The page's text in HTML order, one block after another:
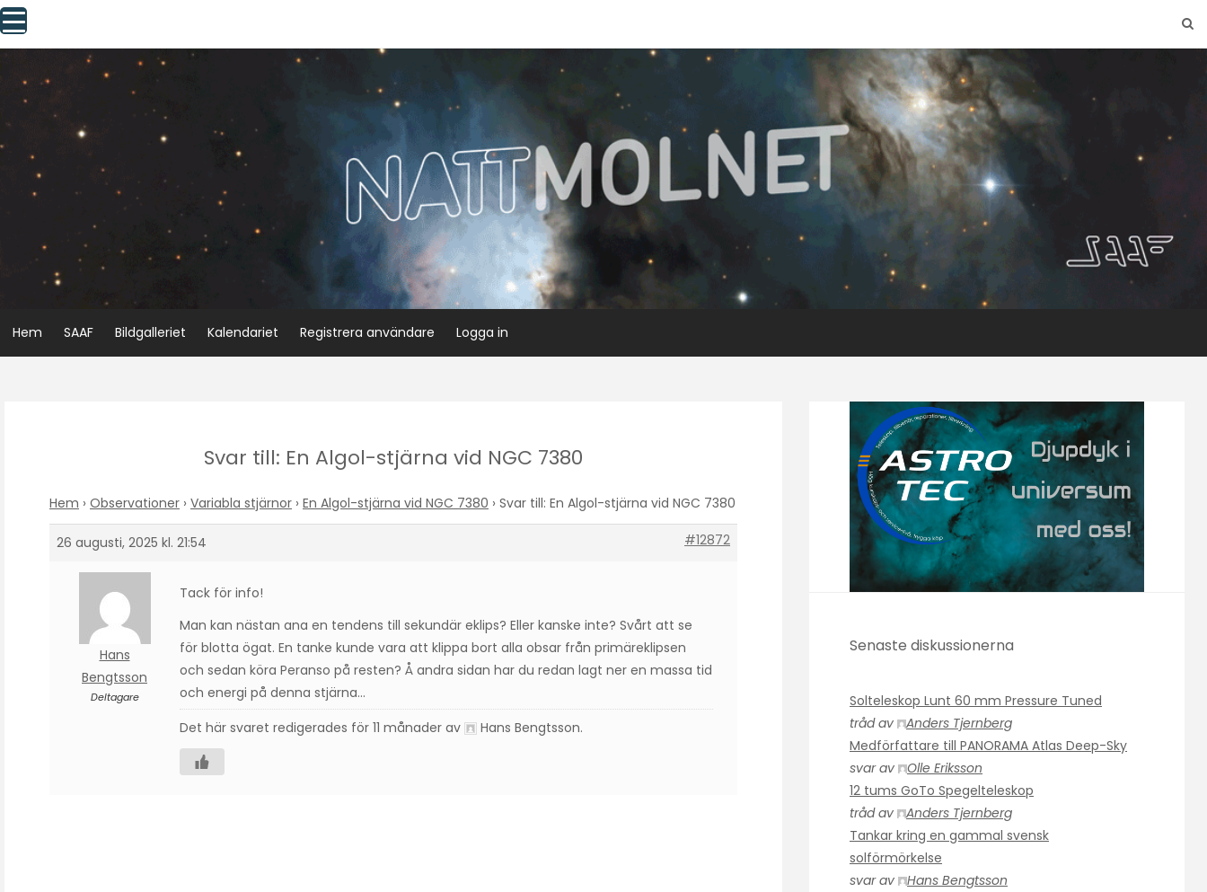
Skip
to
content
Hem SAAF Bildgalleriet Kalendariet Registrera användare Logga in
Svar till: En Algol-stjärna vid NGC 7380
Hem › Observationer › Variabla stjärnor › En Algol-stjärna vid NGC 7380 › Svar till: En Algol-stjärna vid NGC 7380
26 augusti, 2025 kl. 21:54 #12872
Hans
Bengtsson
Deltagare
Tack för info!
Man kan nästan ana en tendens till sekundär eklips? Eller kanske inte? Svårt att se
för blotta ögat. En tanke kunde vara att klippa bort alla obsar från primäreklipsen
och sedan köra Peranso på resten? Å andra sidan har du redan lagt ner en massa tid
och energi på denna stjärna…
Det här svaret redigerades för 11 månader av
Hans Bengtsson.
Senaste diskussionerna
Solteleskop Lunt 60 mm Pressure Tuned
tråd av
Anders Tjernberg
Medförfattare till PANORAMA Atlas Deep-Sky
svar av
Olle Eriksson
12 tums GoTo Spegelteleskop
tråd av
Anders Tjernberg
Tankar kring en gammal svensk
solförmörkelse
svar av
Hans Bengtsson